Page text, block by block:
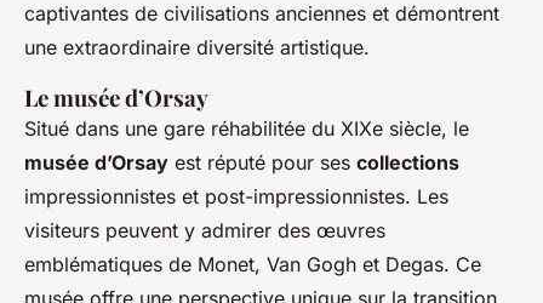
captivantes de civilisations anciennes et démontrent
une extraordinaire diversité artistique.
Le musée d’Orsay
Situé dans une gare réhabilitée du XIXe siècle, le
musée d’Orsay est réputé pour ses collections
impressionnistes et post-impressionnistes. Les
visiteurs peuvent y admirer des œuvres
emblématiques de Monet, Van Gogh et Degas. Ce